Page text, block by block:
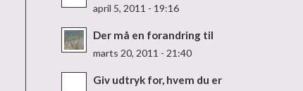
april 5, 2011 - 19:16
Der må en forandring til
marts 20, 2011 - 21:40
Giv udtryk for, hvem du er